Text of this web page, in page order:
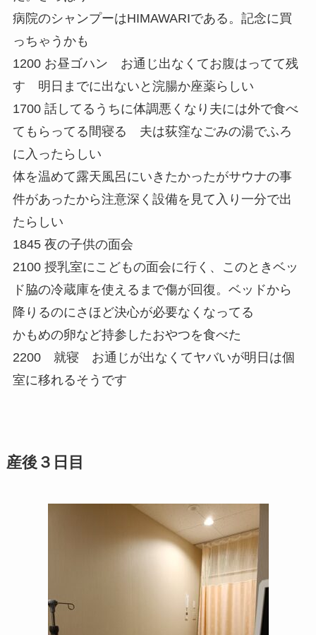
病院のシャンプーはHIMAWARIである。記念に買
っちゃうかも
1200 お昼ゴハン お通じ出なくてお腹はってて残
す 明日までに出ないと浣腸か座薬らしい
1700 話してるうちに体調悪くなり夫には外で食べ
てもらってる間寝る 夫は荻窪なごみの湯でふろ
に入ったらしい
体を温めて露天風呂にいきたかったがサウナの事
件があったから注意深く設備を見て入り一分で出
たらしい
1845 夜の子供の面会
2100 授乳室にこどもの面会に行く、このときベッ
ド脇の冷蔵庫を使えるまで傷が回復。ベッドから
降りるのにさほど決心が必要なくなってる
かもめの卵など持参したおやつを食べた
2200 就寝 お通じが出なくてヤバいが明日は個
室に移れるそうです
産後３日目